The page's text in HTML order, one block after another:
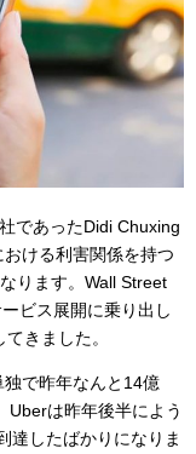
であったDidi Chuxing
ける利害関係を持つ
ります。Wall Street
ビス展開に乗り出し
きました。
で昨年なんと14億
Uberは昨年後半によう
達したばかりになりま